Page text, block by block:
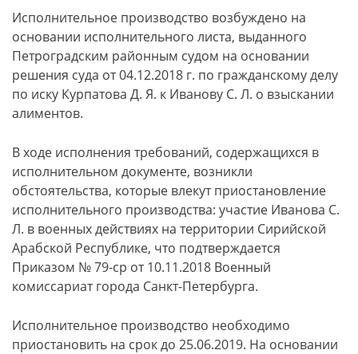
Исполнительное производство возбуждено на
основании исполнительного листа, выданного
Петроградским районным судом на основании
решения суда от 04.12.2018 г. по гражданскому делу
по иску Курпатова Д. Я. к Иванову С. Л. о взыскании
алиментов.
В ходе исполнения требований, содержащихся в
исполнительном документе, возникли
обстоятельства, которые влекут приостановление
исполнительного производства: участие Иванова С.
Л. в военных действиях на территории Сирийской
Арабской Республике, что подтверждается
Приказом № 79-ср от 10.11.2018 Военный
комиссариат города Санкт-Петербурга.
Исполнительное производство необходимо
приостановить на срок до 25.06.2019. На основании